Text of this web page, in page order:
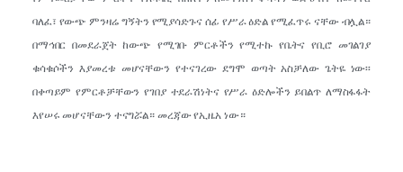
ባለፈ፣ የውጭ ምንዛሬ ግኝትን የሚያሳድጉና ሰፊ የሥራ ዕድል የሚፈጥሩ ናቸው ብሏል።
በማኅበር በመደራጀት ከውጭ የሚገቡ ምርቶችን የሚተኩ የቤትና የቢሮ መገልገያ
ቁሳቁሶችን እያመረቱ መሆናቸውን የተናገረው ደግሞ ወጣት አስቻለው ጌትዬ ነው፡፡
በቀጣይም የምርቶቻቸውን የገበያ ተደራሽነትና የሥራ ዕድሎችን ይበልጥ ለማስፋፋት
እየሠሩ መሆናቸውን ተናግሯል። መረጃው የኢዜአ ነው።